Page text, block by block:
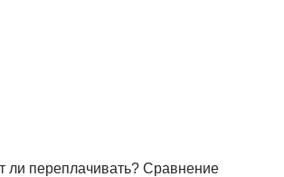
ли переплачивать? Сравнение